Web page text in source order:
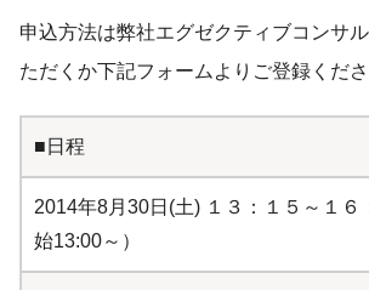
申込方法は弊社エグゼクティブコンサ
ただくか下記フォームよりご登録くださ
■日程
2014年8月30日(土) １３：１５～１６
始13:00～）